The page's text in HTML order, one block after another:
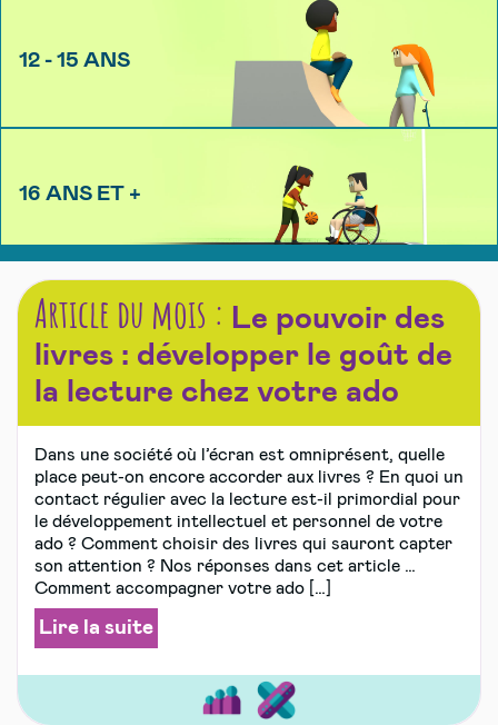
12 - 15 ANS
16 ANS ET +
Article du mois : Le pouvoir des
livres : développer le goût de
la lecture chez votre ado
Dans une société où l’écran est omniprésent, quelle
place peut-on encore accorder aux livres ? En quoi un
contact régulier avec la lecture est-il primordial pour
le développement intellectuel et personnel de votre
ado ? Comment choisir des livres qui sauront capter
son attention ? Nos réponses dans cet article …
Comment accompagner votre ado […]
Lire la suite